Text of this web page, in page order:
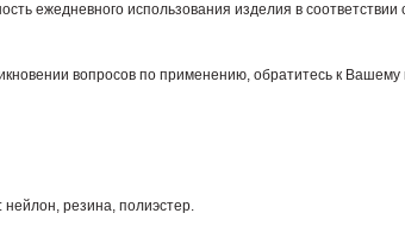
ежедневного использования изделия в
вопросов по применению, обратитесь к Вашему
нейлон, резина, полиэстер.